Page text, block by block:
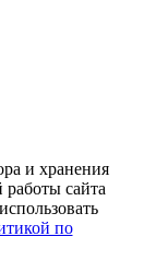
и хранения
сайта
по